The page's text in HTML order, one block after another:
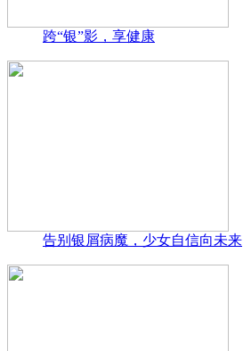
跨“银”影，享健康
告别银屑病魔，少女自信向未来